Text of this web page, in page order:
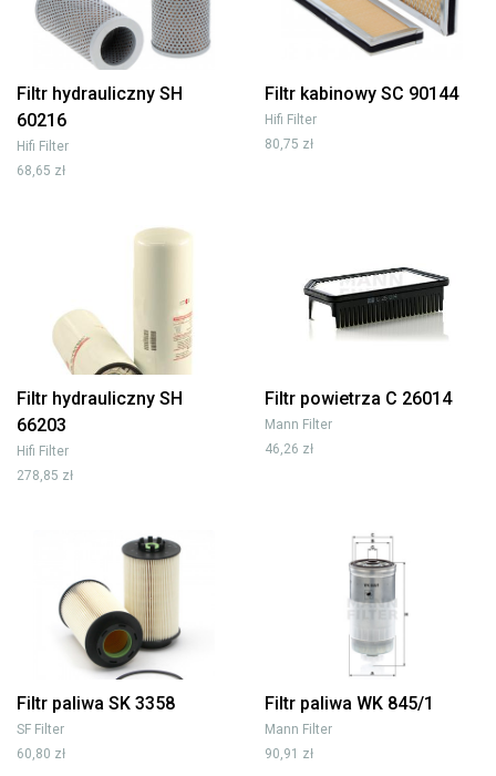
Filtr hydrauliczny SH
60216
Hifi Filter
68,65 zł
Filtr kabinowy SC 90144
Hifi Filter
80,75 zł
Filtr hydrauliczny SH
66203
Hifi Filter
278,85 zł
Filtr powietrza C 26014
Mann Filter
46,26 zł
Filtr paliwa SK 3358
SF Filter
60,80 zł
Filtr paliwa WK 845/1
Mann Filter
90,91 zł